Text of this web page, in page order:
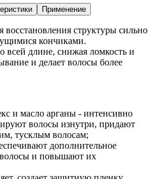
Применение
восстановления структуры сильно
кончиками.
всей длине, снижая ломкость и
и делает волосы более
и масло арганы - интенсивно
волосы изнутри, придают
тусклым волосам;
дополнительное
и повышают их